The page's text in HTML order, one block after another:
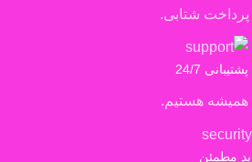
پرداخت شتابی.
پشتیبانی 24/7
همیشه هستیم.
مطمئن